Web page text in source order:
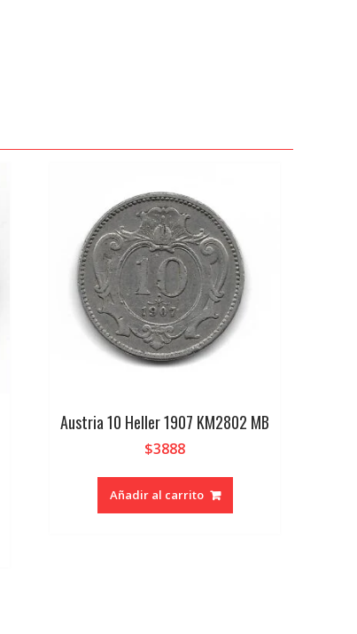
Austria 10 Heller 1907 KM2802 MB
$3888
Añadir al carrito